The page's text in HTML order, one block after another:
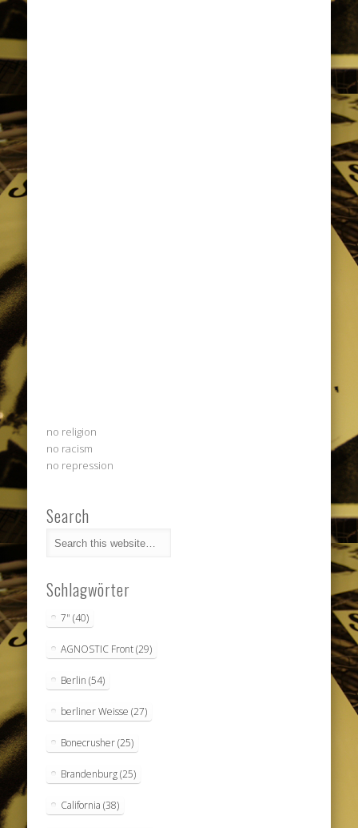
no religion
no racism
no repression
Search
Schlagwörter
7" (40)
AGNOSTIC Front(29)
Berlin (54)
berliner Weisse (27)
Bonecrusher(25)
Brandenburg(25)
California (38)